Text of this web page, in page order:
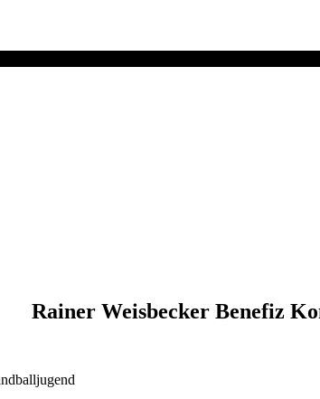
Rainer Weisbecker Benefiz